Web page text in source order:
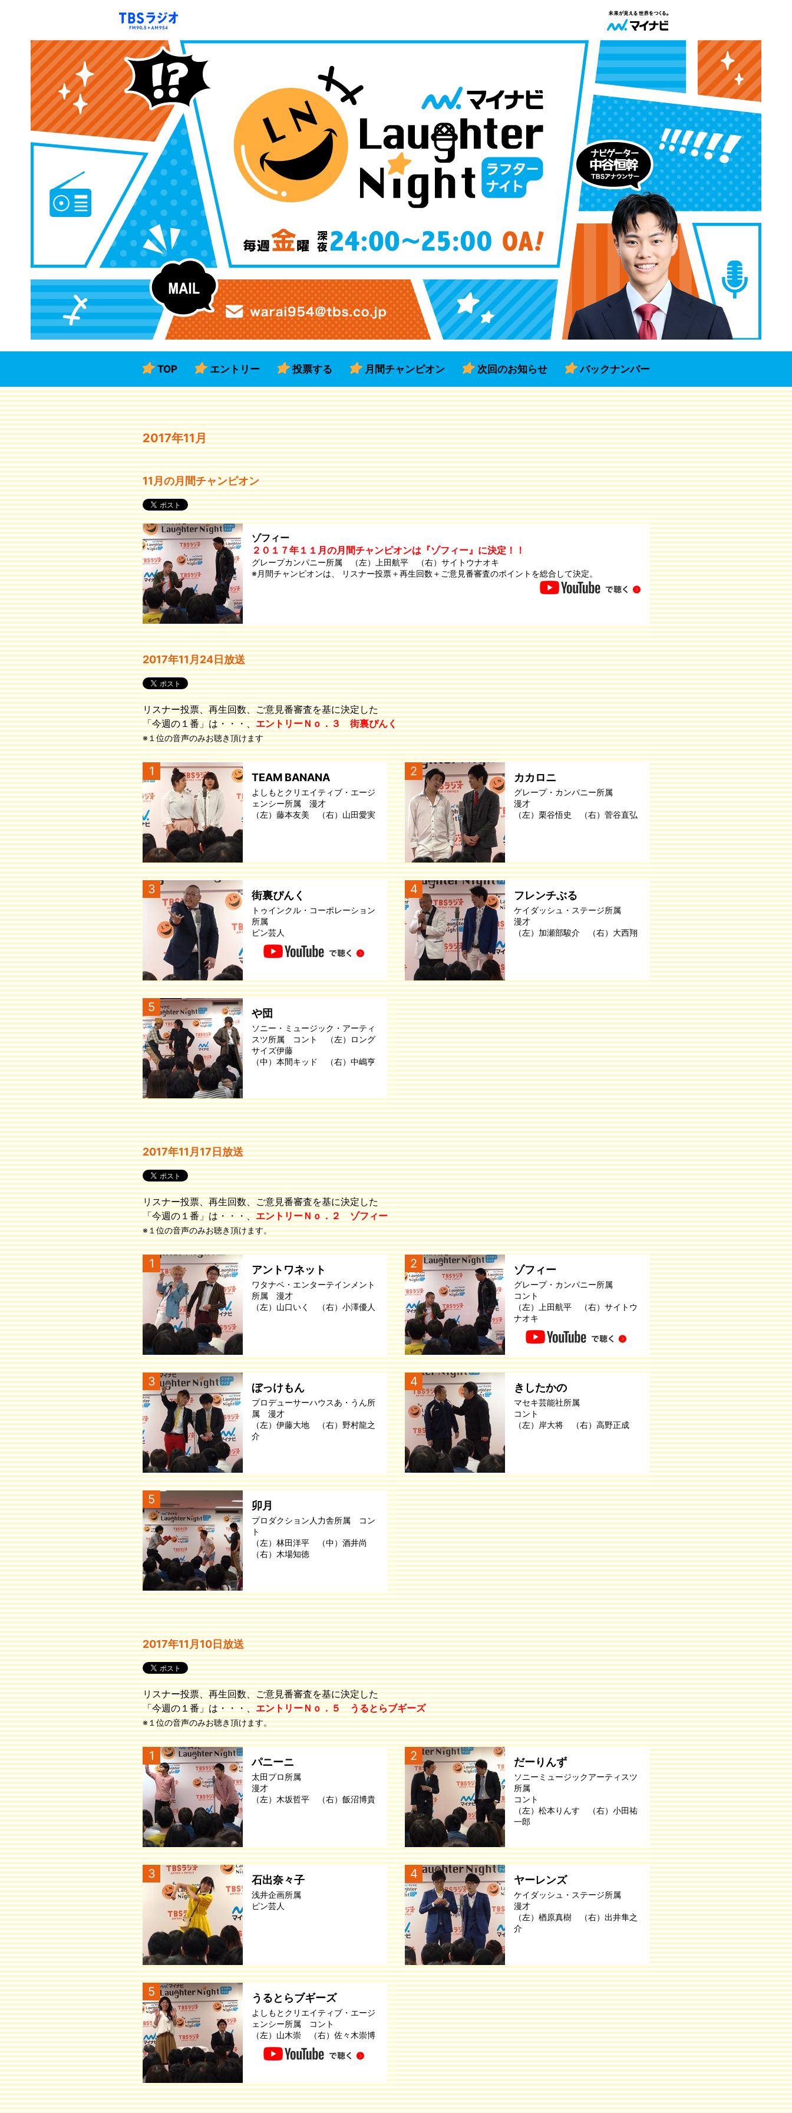
TOP エントリー 投票する 月間チャンピオン 次回のお知らせ バックナンバー
2017年11月
11月の月間チャンピオン
ゾフィー
２０１７年１１月の月間チャンピオンは『ゾフィー』に決定！！
グレープカンパニー所属 （左）上田航平 （右）サイトウナオキ
※月間チャンピオンは、 リスナー投票＋再生回数＋ご意見番審査のポイントを総合して決定。
2017年11月24日放送
リスナー投票、再生回数、ご意見番審査を基に決定した
「今週の１番」は・・・、エントリーＮｏ．３ 街裏ぴんく
※１位の音声のみお聴き頂けます
1 TEAM BANANA
よしもとクリエイティブ・エージ
ェンシー所属 漫才
（左）藤本友美 （右）山田愛実
2 カカロニ
グレープ・カンパニー所属
漫才
（左）栗谷悟史 （右）菅谷直弘
3 街裏ぴんく
トゥインクル・コーポレーション
所属
ピン芸人
4 フレンチぶる
ケイダッシュ・ステージ所属
漫才
（左）加瀬部駿介 （右）大西翔
5 や団
ソニー・ミュージック・アーティ
スツ所属 コント （左）ロング
サイズ伊藤
（中）本間キッド （右）中嶋亨
2017年11月17日放送
リスナー投票、再生回数、ご意見番審査を基に決定した
「今週の１番」は・・・、エントリーＮｏ．２ ゾフィー
※１位の音声のみお聴き頂けます。
1 アントワネット
ワタナベ・エンターテインメント
所属 漫才
（左）山口いく （右）小澤優人
2 ゾフィー
グレープ・カンパニー所属
コント
（左）上田航平 （右）サイトウ
ナオキ
3 ぼっけもん
プロデューサーハウスあ・うん所
属 漫才
（左）伊藤大地 （右）野村龍之
介
4 きしたかの
マセキ芸能社所属
コント
（左）岸大将 （右）高野正成
5 卯月
プロダクション人力舎所属 コン
ト
（左）林田洋平 （中）酒井尚
（右）木場知徳
2017年11月10日放送
リスナー投票、再生回数、ご意見番審査を基に決定した
「今週の１番」は・・・、エントリーＮｏ．５ うるとらブギーズ
※１位の音声のみお聴き頂けます。
1 パニーニ
太田プロ所属
漫才
（左）木坂哲平 （右）飯沼博貴
2 だーりんず
ソニーミュージックアーティスツ
所属
コント
（左）松本りんす （右）小田祐
一郎
3 石出奈々子
浅井企画所属
ピン芸人
4 ヤーレンズ
ケイダッシュ・ステージ所属
漫才
（左）楢原真樹 （右）出井隼之
介
5 うるとらブギーズ
よしもとクリエイティブ・エージ
ェンシー所属 コント
（左）山木崇 （右）佐々木崇博